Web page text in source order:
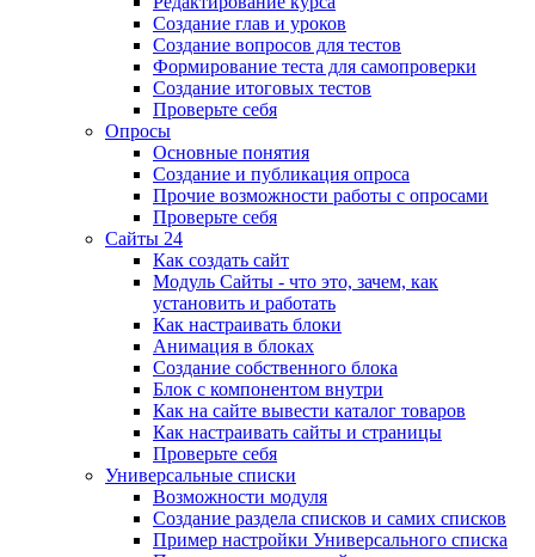
Создание глав и уроков
Создание вопросов для тестов
Формирование теста для самопроверки
Создание итоговых тестов
Проверьте себя
Опросы
Основные понятия
Создание и публикация опроса
Прочие возможности работы с опросами
Проверьте себя
Сайты 24
Как создать сайт
Модуль Сайты - что это, зачем, как
установить и работать
Как настраивать блоки
Анимация в блоках
Создание собственного блока
Блок с компонентом внутри
Как на сайте вывести каталог товаров
Как настраивать сайты и страницы
Проверьте себя
Универсальные списки
Возможности модуля
Создание раздела списков и самих списков
Пример настройки Универсального списка